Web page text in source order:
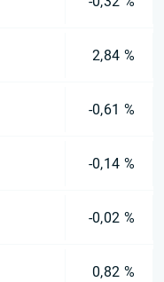
2,84 %
-0,61 %
-0,14 %
-0,02 %
0,82 %